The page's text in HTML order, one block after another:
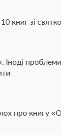
книг зі
Іноді
про книгу